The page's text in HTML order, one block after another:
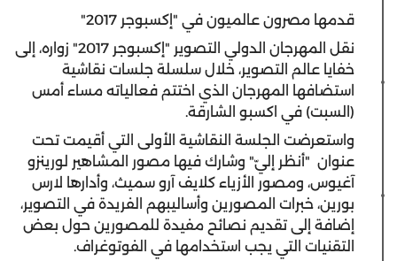
قدمها مصرون عالميون في "إكسبوجر 2017"
نقل المهرجان الدولي التصوير "إكسبوجر 2017" زواره، إلى
خفايا عالم التصوير، خلال سلسلة جلسات نقاشية
استضافها المهرجان الذي اختتم فعالياته مساء أمس
(السبت) في اكسبو الشارقة.
واستعرضت الجلسة النقاشية الأولى التي أقيمت تحت
عنوان "أنظر إليّ" وشارك فيها مصور المشاهير لورينزو
آغيوس، ومصور الأزياء كلايف آرو سميث، وأدارها لارس
بورين، خبرات المصورين وأساليبهم الفريدة في التصوير،
إضافة إلى تقديم نصائح مفيدة للمصورين حول بعض
التقنيات التي يجب استخدامها في الفوتوغراف.